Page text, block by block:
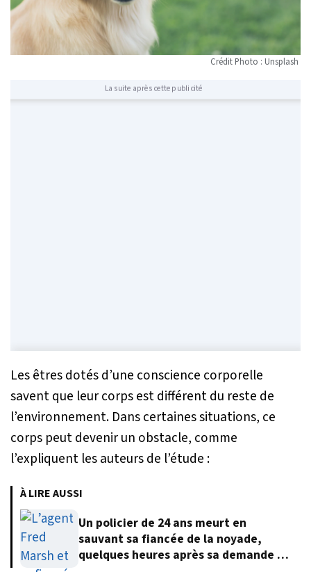
Crédit Photo : Unsplash
La suite après cette publicité
Les êtres dotés d’une conscience corporelle
savent que leur corps est différent du reste de
l’environnement. Dans certaines situations, ce
corps peut devenir un obstacle, comme
l’expliquent les auteurs de l’étude :
À LIRE AUSSI
Un policier de 24 ans meurt en
sauvant sa fiancée de la noyade,
quelques heures après sa demande en